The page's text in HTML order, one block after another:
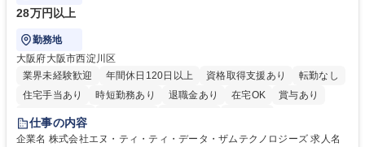
28万円以上
勤務地
大阪府大阪市西淀川区
業界未経験歓迎
年間休日120日以上 資格取得支援あり
転勤なし
住宅手当あり
時短勤務あり 退職金あり 在宅OK
賞与あり
完全週休2日制
仕事の内容
企業名 株式会社エヌ・ティ・ティ・データ・ザムテクノロジーズ 求人名